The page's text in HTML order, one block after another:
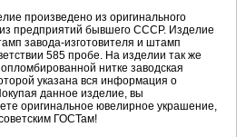
произведено из оригинального
предприятий бывшего СССР. Изделие
завода-изготовителя и штамп
585 пробе. На изделии так же
нитке заводская
указана вся информация о
данное изделие, вы
оригинальное ювелирное украшение,
ГОСТам!